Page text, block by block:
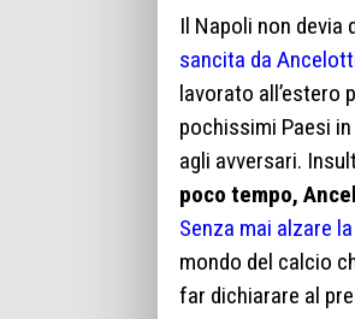
Il Napoli non
sancita da
lavorato all’estero
pochissimi Paesi
agli avversari.
poco tempo,
Senza mai alzare
mondo del calcio
far dichiarare al